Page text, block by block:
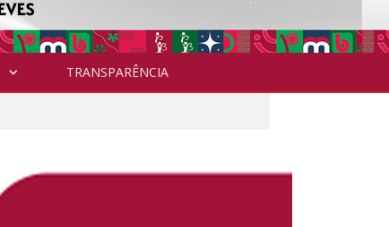
TRANSPARÊNCIA